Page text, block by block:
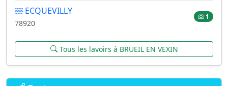
ECQUEVILLY
78920
1
Tous les lavoirs à BRUEIL EN VEXIN